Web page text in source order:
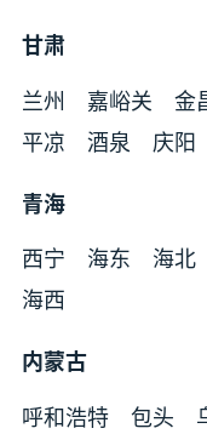
甘肃
兰州
嘉峪关 金
平凉
酒泉 庆阳
青海
西宁
海东 海北
海西
内蒙古
呼和浩特
包头